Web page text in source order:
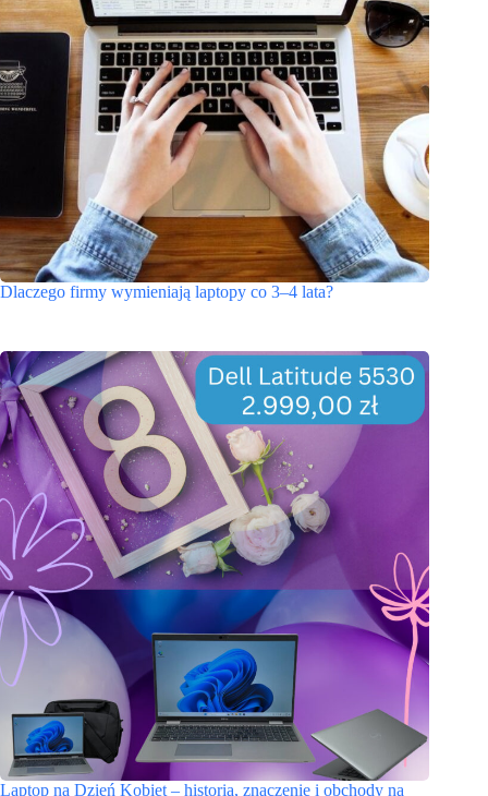
Dlaczego firmy wymieniają laptopy co 3–4 lata?
Laptop na Dzień Kobiet – historia, znaczenie i obchody na